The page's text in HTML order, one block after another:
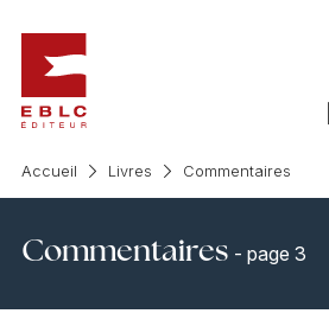
Accueil Livres Commentaires
Commentaires - page 3